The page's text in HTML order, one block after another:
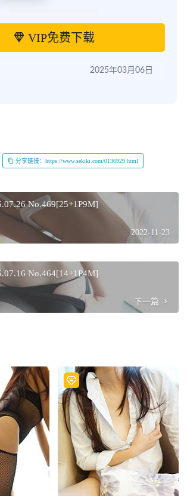
VIP免费下载
2025年03月06日
分享链接：https://www.sekiki.com/0136929.html
No.469[25+1P9M]
2022-11-23
No.464[14+1P4M]
下一篇